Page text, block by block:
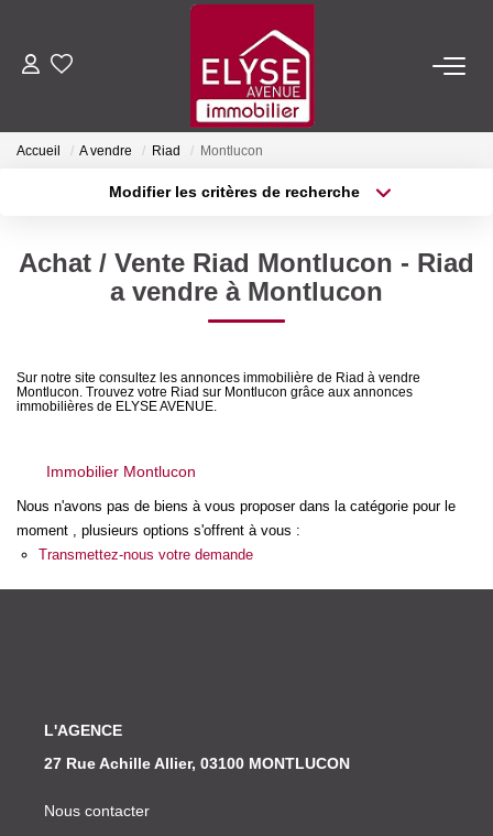
ACHETER
NOTRE AGENCE
Nos Actualités
Accueil A vendre Riad Montlucon
Modifier les critères de recherche
Type de bien
Surface min
Créer une alerte
Achat / Vente Riad Montlucon - Riad
a vendre à Montlucon
Sur notre site consultez les annonces immobilière de Riad à vendre
Montlucon. Trouvez votre Riad sur Montlucon grâce aux annonces
immobilières de ELYSE AVENUE.
Immobilier Montlucon
Nous n'avons pas de biens à vous proposer dans la catégorie pour le
moment , plusieurs options s'offrent à vous :
Transmettez-nous votre demande
L'AGENCE
27 Rue Achille Allier, 03100 MONTLUCON
Nous contacter